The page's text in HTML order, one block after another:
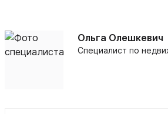
Ольга Олешкевич
Специалист по